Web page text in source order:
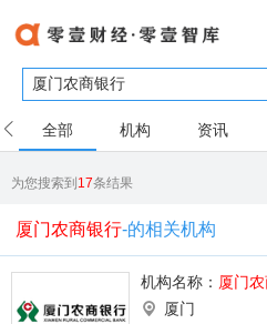
全部 机构 资讯
为您搜索到17条结果
厦门农商银行-的相关机构
机构名称： 厦门
厦门